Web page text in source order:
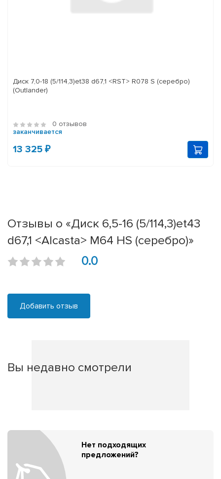
Диск 7,0-18 (5/114,3)et38 d67,1 <RST> R078 S (серебро)
(Outlander)
0 отзывов
заканчивается
13 325 ₽
Отзывы о «Диск 6,5-16 (5/114,3)et43
d67,1 <Alcasta> M64 HS (серебро)»
0.0
Добавить отзыв
Вы недавно смотрели
Нет подходящих
предложений?